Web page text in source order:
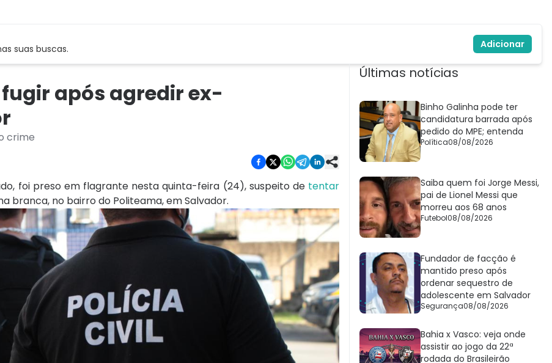
suas buscas. Adicionar
após agredir ex-
crime
foi preso em flagrante nesta quinta-feira (24), suspeito detentar
branca, no bairro do Politeama, em Salvador.
Últimas notícias
Binho Galinha pode ter
candidatura barrada após
pedido do MPE; entenda
Política08/08/2026
Saiba quem foi Jorge Messi,
pai de Lionel Messi que
morreu aos 68 anos
Futebol08/08/2026
Fundador de facção é
mantido preso após
ordenar sequestro de
adolescente em Salvador
Segurança08/08/2026
Bahia x Vasco: veja onde
assistir ao jogo da 22ª
rodada do Brasileirão